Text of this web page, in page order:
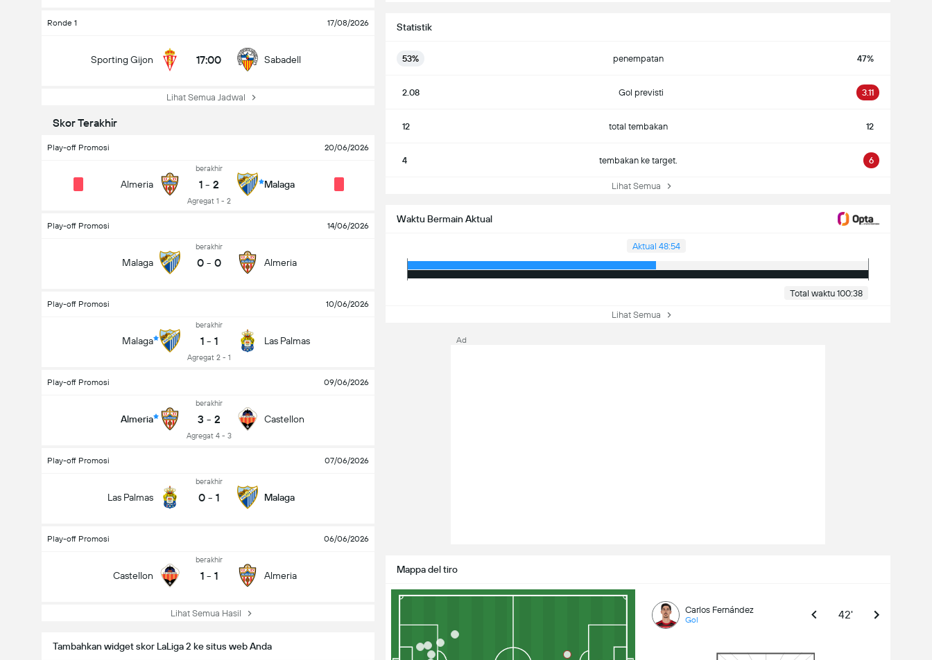
Ronde 1 17/08/2026
Sporting Gijon 17:00 Sabadell
Lihat Semua Jadwal
Skor Terakhir
Play-off Promosi 20/06/2026
Almeria
berakhir
1 - 2
Agregat 1 - 2
Malaga
Play-off Promosi 14/06/2026
Malaga
berakhir
0 - 0 Almeria
Play-off Promosi 10/06/2026
Malaga
berakhir
1 - 1
Agregat 2 - 1
Las Palmas
Play-off Promosi 09/06/2026
Almeria
berakhir
3 - 2
Agregat 4 - 3
Castellon
Play-off Promosi 07/06/2026
Las Palmas
berakhir
0 - 1 Malaga
Play-off Promosi 06/06/2026
Castellon
berakhir
1 - 1 Almeria
Lihat Semua Hasil
Tambahkan widget skor LaLiga 2 ke situs web Anda
Statistik
53% penempatan 47%
2.08 Gol previsti 3.11
12 total tembakan 12
4 tembakan ke target. 6
Lihat Semua
Waktu Bermain Aktual
Aktual 48:54
Total waktu 100:38
Lihat Semua
Mappa del tiro
Carlos Fernández
Gol 42'
Ad